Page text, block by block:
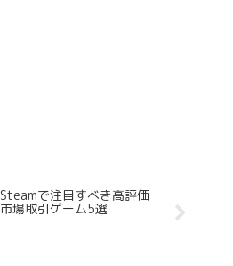
Steamで注目すべき高評価
市場取引ゲーム5選 化予定に
るSRPG